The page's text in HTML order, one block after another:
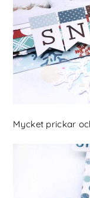
Mycket prickar